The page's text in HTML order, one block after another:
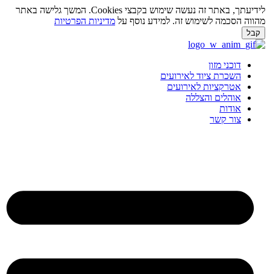
לידיעתך, באתר זה נעשה שימוש בקבצי Cookies. המשך גלישה באתר
הסכמה לשימוש זה. למידע נוסף עלמדיניות הפרטיות
קבל
דוכני מזון
השכרת ציוד לאירועים
אטרקציות לאירועים
אוהלים והצללה
אודות
צור קשר